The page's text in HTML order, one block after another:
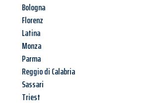
Bologna
Florenz
Latina
Monza
Parma
Reggio di Calabria
Sassari
Triest